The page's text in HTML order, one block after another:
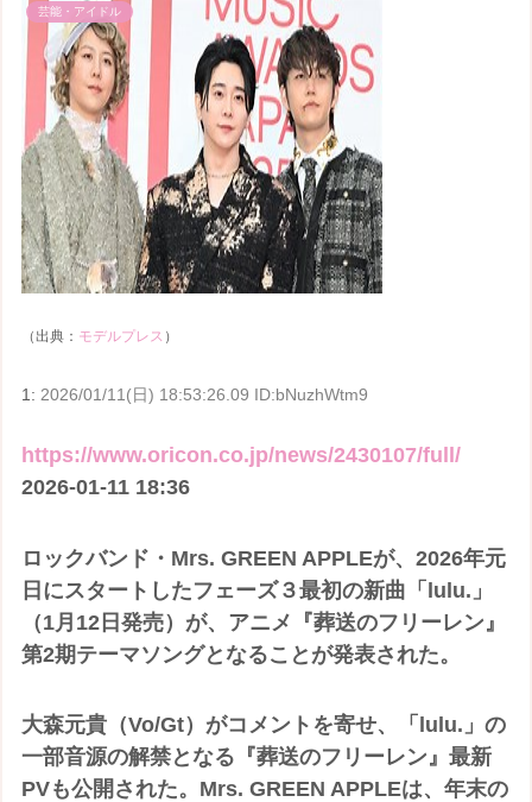
芸能・アイドル
（出典： モデルプレス ）
1: 2026/01/11(日) 18:53:26.09 ID:bNuzhWtm9
https://www.oricon.co.jp/news/2430107/full/
2026-01-11 18:36
ロックバンド・Mrs. GREEN APPLEが、2026年元
日にスタートしたフェーズ３最初の新曲「lulu.」
（1月12日発売）が、アニメ『葬送のフリーレン』
第2期テーマソングとなることが発表された。
大森元貴（Vo/Gt）がコメントを寄せ、「lulu.」の
一部音源の解禁となる『葬送のフリーレン』最新
PVも公開された。Mrs. GREEN APPLEは、年末の